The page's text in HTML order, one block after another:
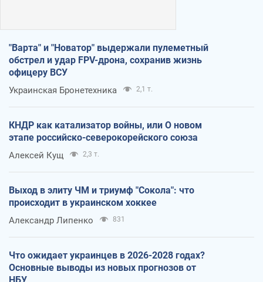
"Варта" и "Новатор" выдержали пулеметный
обстрел и удар FPV-дрона, сохранив жизнь
офицеру ВСУ
Украинская Бронетехника 2,1 т.
КНДР как катализатор войны, или О новом
этапе российско-северокорейского союза
Алексей Кущ 2,3 т.
Выход в элиту ЧМ и триумф "Сокола": что
происходит в украинском хоккее
Александр Липенко 831
Что ожидает украинцев в 2026-2028 годах?
Основные выводы из новых прогнозов от
НБУ